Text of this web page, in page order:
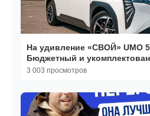
На удивление «СВОЙ» UMO
Бюджетный и
каждый день.
3 003 просмотров